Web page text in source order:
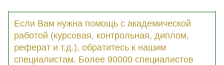
Если Вам нужна помощь с академической
работой (курсовая, контрольная, диплом,
реферат и т.д.), обратитесь к нашим
специалистам. Более 90000 специалистов